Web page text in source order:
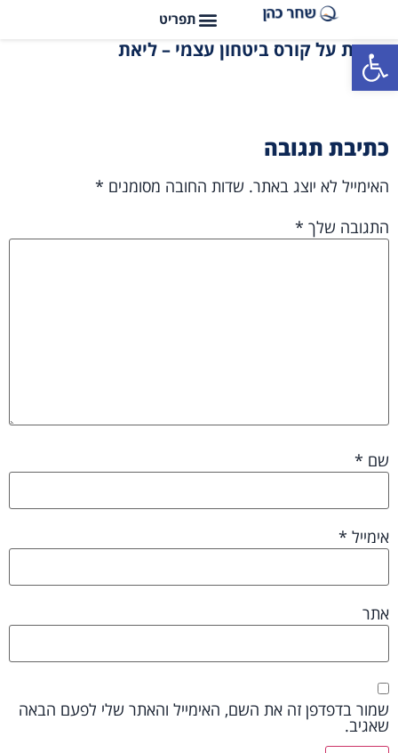
פתח סרגל נגישות
עדות על קורס ביטחון עצמי – ליאת
כתיבת תגובה
האימייל לא יוצג באתר. שדות החובה מסומנים *
התגובה שלך *
שם *
אימייל *
אתר
שמור בדפדפן זה את השם, האימייל והאתר שלי לפעם הבאה
שאגיב.